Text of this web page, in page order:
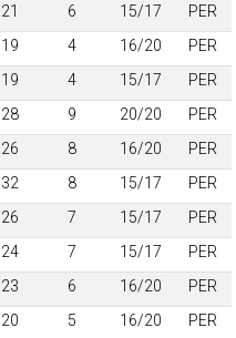
21 6 15/17
PER
19 4 16/20
PER
19 4 15/17 PER
28 9 20/20
PER
26 8 16/20
PER
32 8 15/17
PER
26 7 15/17
PER
24 7 15/17
PER
23 6 16/20
PER
20 5 16/20
PER